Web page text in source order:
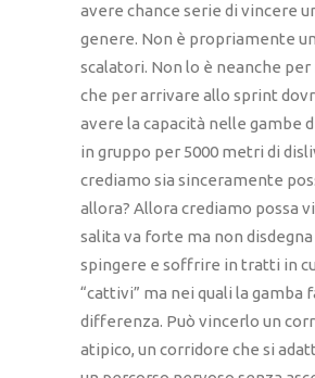
avere chance serie di vincere
genere. Non è propriamente
scalatori. Non lo è neanche
che per arrivare allo sprint
avere la capacità nelle gambe
in gruppo per 5000 metri di
crediamo sia sinceramente
allora? Allora crediamo possa
salita va forte ma non disdegna
spingere e soffrire in tratti in
“cattivi” ma nei quali la gamba
differenza. Può vincerlo un
atipico, un corridore che si